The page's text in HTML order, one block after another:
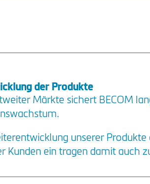
der Produkte
Märkte sichert BECOM
unserer
Kunden ein tragen damit auch